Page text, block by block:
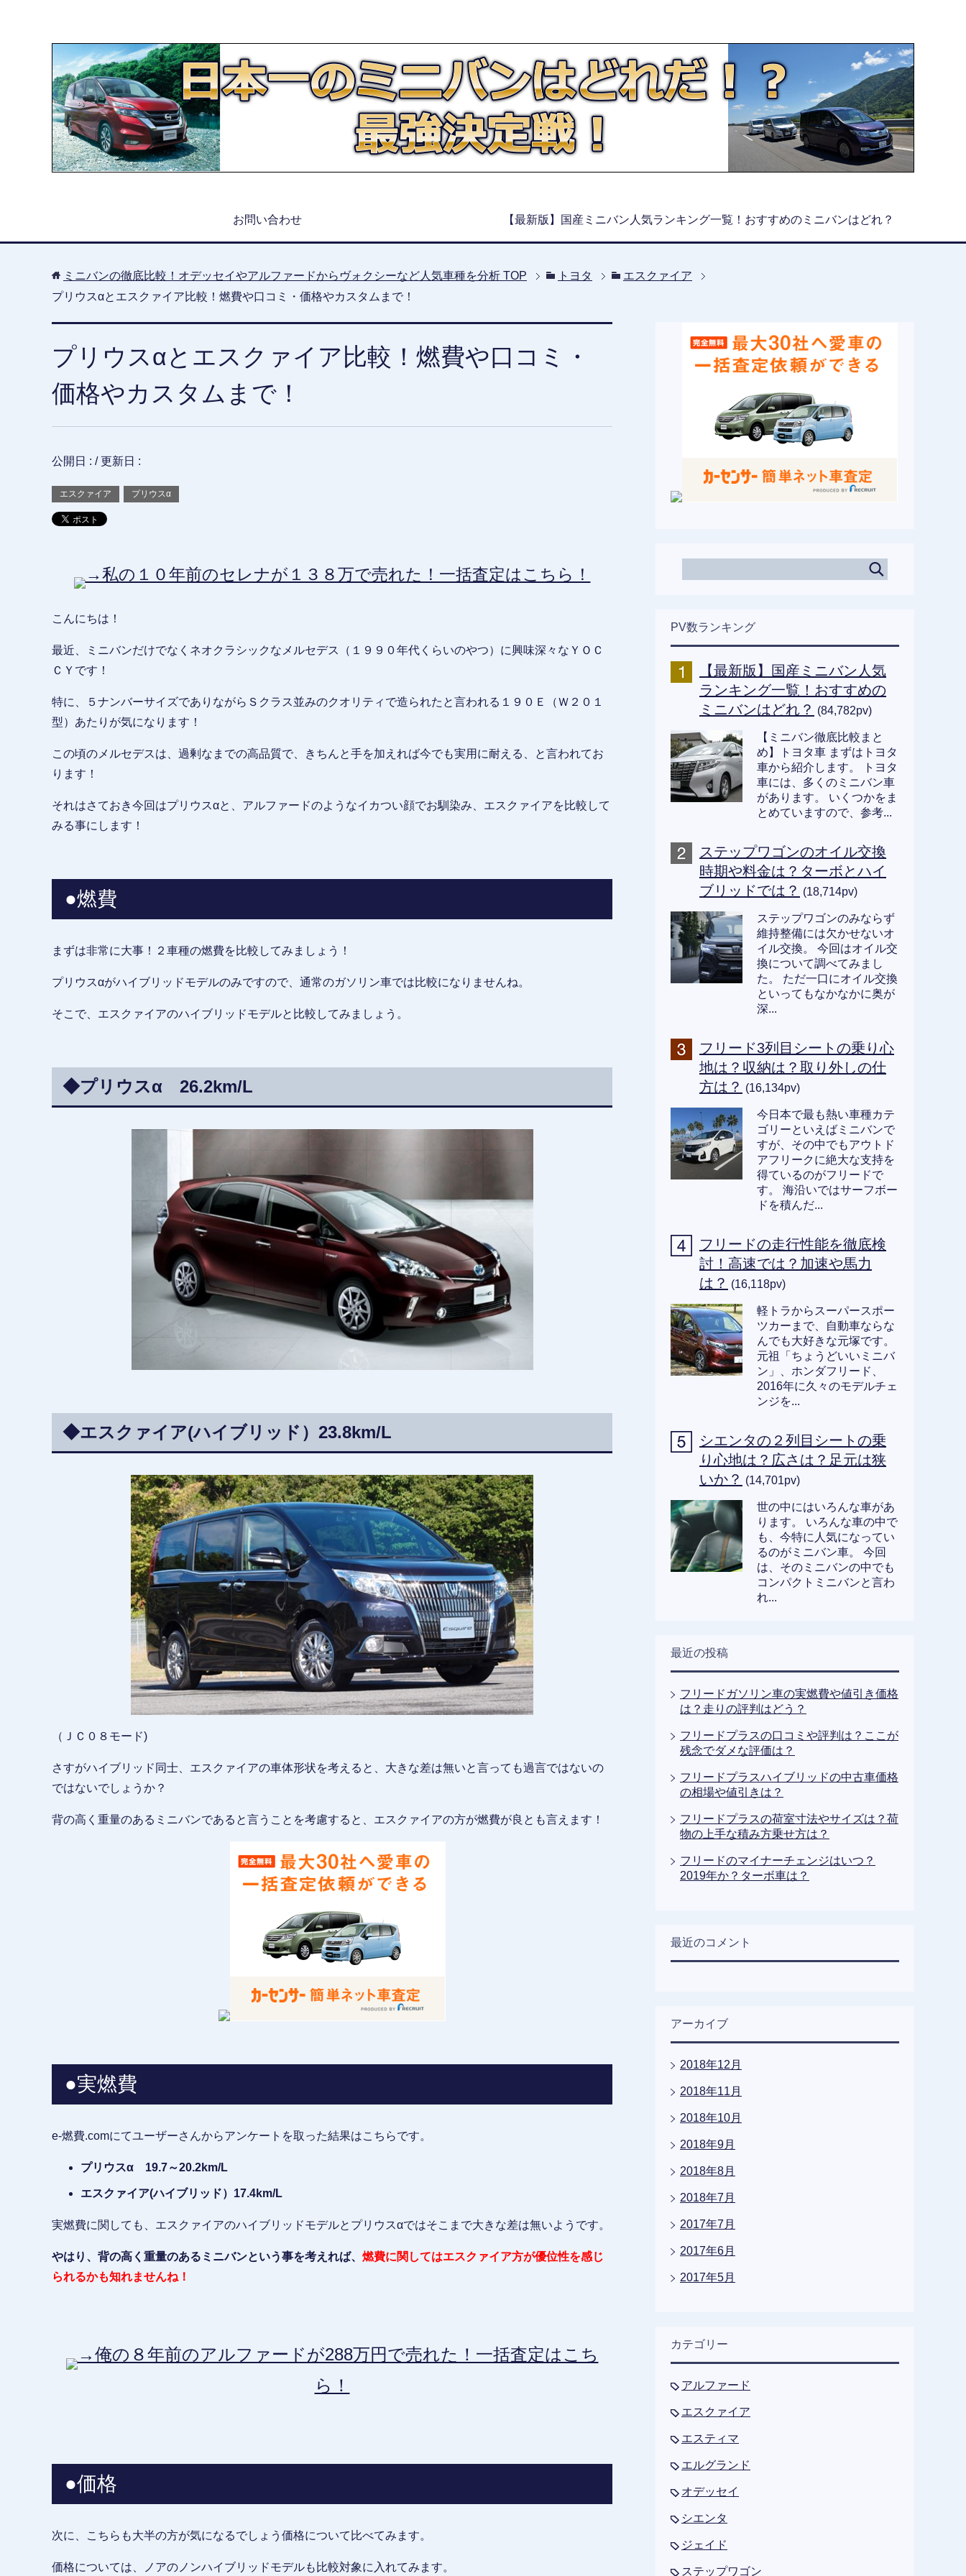
お問い合わせ 【最新版】国産ミニバン人気ランキング一覧！おすすめのミニバンはどれ？
ミニバンの徹底比較！オデッセイやアルファードからヴォクシーなど人気車種を分析 TOP トヨタ
エスクァイア
プリウスαとエスクァイア比較！燃費や口コミ・価格やカスタムまで！
プリウスαとエスクァイア比較！燃費や口コミ・
価格やカスタムまで！
公開日 : / 更新日 :
エスクァイア プリウスα
→私の１０年前のセレナが１３８万で売れた！一括査定はこちら！
こんにちは！
最近、ミニバンだけでなくネオクラシックなメルセデス（１９９０年代くらいのやつ）に興味深々なＹＯＣ
ＣＹです！
特に、５ナンバーサイズでありながらＳクラス並みのクオリティで造られたと言われる１９０Ｅ（Ｗ２０１
型）あたりが気になります！
この頃のメルセデスは、過剰なまでの高品質で、きちんと手を加えれば今でも実用に耐える、と言われてお
ります！
それはさておき今回はプリウスαと、アルファードのようなイカつい顔でお馴染み、エスクァイアを比較して
みる事にします！
●燃費
まずは非常に大事！２車種の燃費を比較してみましょう！
プリウスαがハイブリッドモデルのみですので、通常のガソリン車では比較になりませんね。
そこで、エスクァイアのハイブリッドモデルと比較してみましょう。
◆プリウスα 26.2km/L
◆エスクァイア(ハイブリッド）23.8km/L
（ＪＣ０８モード)
さすがハイブリッド同士、エスクァイアの車体形状を考えると、大きな差は無いと言っても過言ではないの
ではないでしょうか？
背の高く重量のあるミニバンであると言うことを考慮すると、エスクァイアの方が燃費が良とも言えます！
●実燃費
e‐燃費.comにてユーザーさんからアンケートを取った結果はこちらです。
プリウスα 19.7～20.2km/L
エスクァイア(ハイブリッド）17.4km/L
実燃費に関しても、エスクァイアのハイブリッドモデルとプリウスαではそこまで大きな差は無いようです。
やはり、背の高く重量のあるミニバンという事を考えれば、 燃費に関してはエスクァイア方が優位性を感じ
られるかも知れませんね！
→俺の８年前のアルファードが288万円で売れた！一括査定はこち
ら！
●価格
次に、こちらも大半の方が気になるでしょう価格について比べてみます。
価格については、ノアのノンハイブリッドモデルも比較対象に入れてみます。
PV数ランキング
【最新版】国産ミニバン人気
ランキング一覧！おすすめの
ミニバンはどれ？ (84,782pv)
【ミニバン徹底比較まと
め】トヨタ車 まずはトヨタ
車から紹介します。 トヨタ
車には、多くのミニバン車
があります。 いくつかをま
とめていますので、参考...
ステップワゴンのオイル交換
時期や料金は？ターボとハイ
ブリッドでは？ (18,714pv)
ステップワゴンのみならず
維持整備には欠かせないオ
イル交換。 今回はオイル交
換について調べてみまし
た。 ただ一口にオイル交換
といってもなかなかに奥が
深...
フリード3列目シートの乗り心
地は？収納は？取り外しの仕
方は？ (16,134pv)
今日本で最も熱い車種カテ
ゴリーといえばミニバンで
すが、その中でもアウトド
アフリークに絶大な支持を
得ているのがフリードで
す。 海沿いではサーフボー
ドを積んだ...
フリードの走行性能を徹底検
討！高速では？加速や馬力
は？ (16,118pv)
軽トラからスーパースポー
ツカーまで、自動車ならな
んでも大好きな元塚です。
元祖「ちょうどいいミニバ
ン」、ホンダフリード、
2016年に久々のモデルチェ
ンジを...
シエンタの２列目シートの乗
り心地は？広さは？足元は狭
いか？ (14,701pv)
世の中にはいろんな車があ
ります。 いろんな車の中で
も、今特に人気になってい
るのがミニバン車。 今回
は、そのミニバンの中でも
コンパクトミニバンと言わ
れ...
最近の投稿
フリードガソリン車の実燃費や値引き価格
は？走りの評判はどう？
フリードプラスの口コミや評判は？ここが
残念でダメな評価は？
フリードプラスハイブリッドの中古車価格
の相場や値引きは？
フリードプラスの荷室寸法やサイズは？荷
物の上手な積み方乗せ方は？
フリードのマイナーチェンジはいつ？
2019年か？ターボ車は？
最近のコメント
アーカイブ
2018年12月
2018年11月
2018年10月
2018年9月
2018年8月
2018年7月
2017年7月
2017年6月
2017年5月
カテゴリー
アルファード
エスクァイア
エスティマ
エルグランド
オデッセイ
シエンタ
ジェイド
ステップワゴン